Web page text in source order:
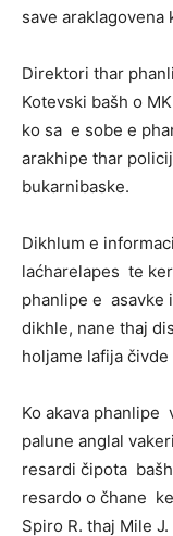
save araklagovena
Direktori thar
Kotevski bašh o
ko sa e sobe e
arakhipe thar
bukarnibaske.
Dikhlum e
laćharelapes te
phanlipe e asavke
dikhle, nane thaj
holjame lafija
Ko akava phanlipe
palune anglal
resardi čipota
resardo o čhane
Spiro R. thaj Mile